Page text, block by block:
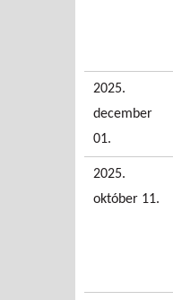
2025.
december
01.
2025.
október 11.